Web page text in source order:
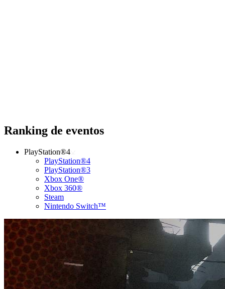
Ranking de eventos
PlayStation®4
PlayStation®4
PlayStation®3
Xbox One®
Xbox 360®
Steam
Nintendo Switch™